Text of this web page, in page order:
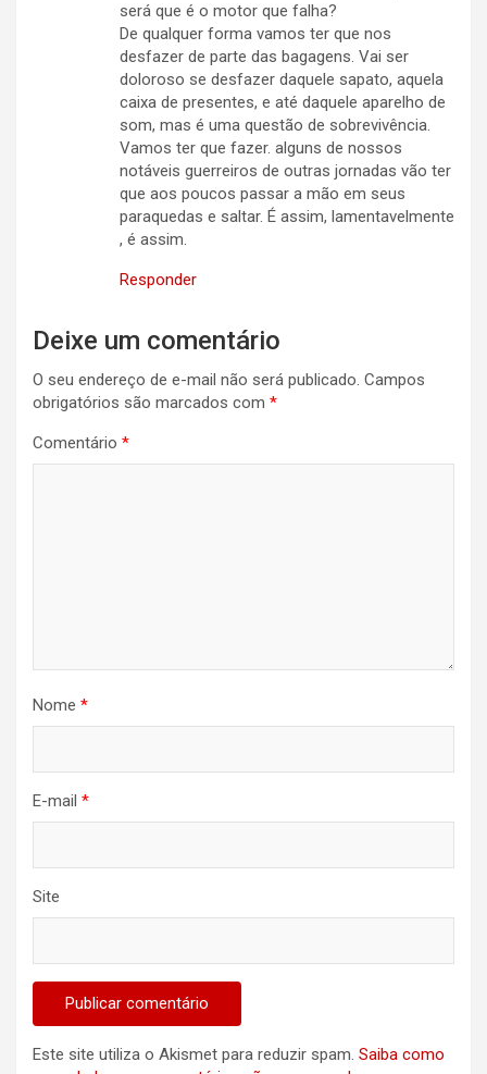
será que é o motor que falha?
De qualquer forma vamos ter que nos
desfazer de parte das bagagens. Vai ser
doloroso se desfazer daquele sapato, aquela
caixa de presentes, e até daquele aparelho de
som, mas é uma questão de sobrevivência.
Vamos ter que fazer. alguns de nossos
notáveis guerreiros de outras jornadas vão ter
que aos poucos passar a mão em seus
paraquedas e saltar. É assim, lamentavelmente
, é assim.
Responder
Deixe um comentário
O seu endereço de e-mail não será publicado. Campos
obrigatórios são marcados com *
Comentário *
Nome *
E-mail *
Site
Este site utiliza o Akismet para reduzir spam. Saiba como